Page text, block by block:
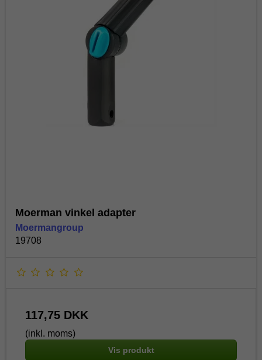
Moerman vinkel adapter
Moermangroup
19708
117,75 DKK
(inkl. moms)
Vis produkt